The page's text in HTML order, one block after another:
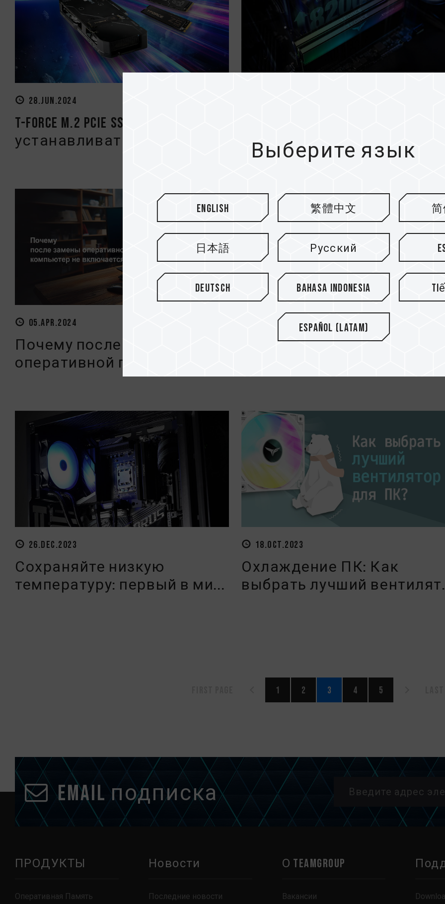
28.JUN.2024
T-FORCE M.2 PCIe SSD может
устанавливаться на виде...
памяти и материнской
05.APR.2024
Почему после замены
оперативной памяти комп...
18.MAR.2024
Как узнать степень
26.DEC.2023
Сохраняйте низкую
температуру: первый в ми...
18.OCT.2023
Охлаждение ПК: Как
выбрать лучший
1 2 3 4 5
Email подписка
ПРОДУКТЫ
Оперативная Память
Новости
Последние новости
О TEAMGROUP
Вакансии
Выберите язык
English 繁體中文
日本語 Русский
Deutsch Bahasa Indonesia
Español (Latam)